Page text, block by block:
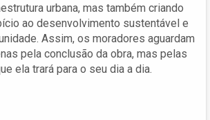
urbana, mas também criando
ao desenvolvimento sustentável e
Assim, os moradores aguardam
pela conclusão da obra, mas pelas
ela trará para o seu dia a dia.